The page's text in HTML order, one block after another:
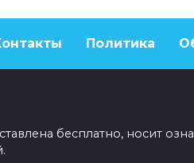
Политика
бесплатно, носит